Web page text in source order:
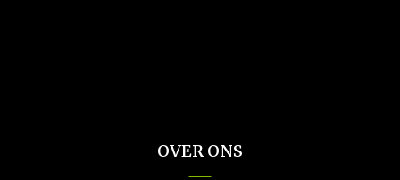
OVER ONS